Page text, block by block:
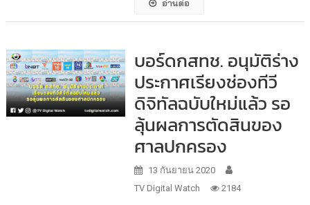
อ่านต่อ
บอร์ดกสทช. อนุมัติร่าง
ประกาศเรียงช่องทีวี
ดิจิทัลฉบับใหม่แล้ว รอ
ลุ้นผลการตัดสินของ
ศาลปกครอง
13 กันยายน 2020
TV Digital Watch
2184